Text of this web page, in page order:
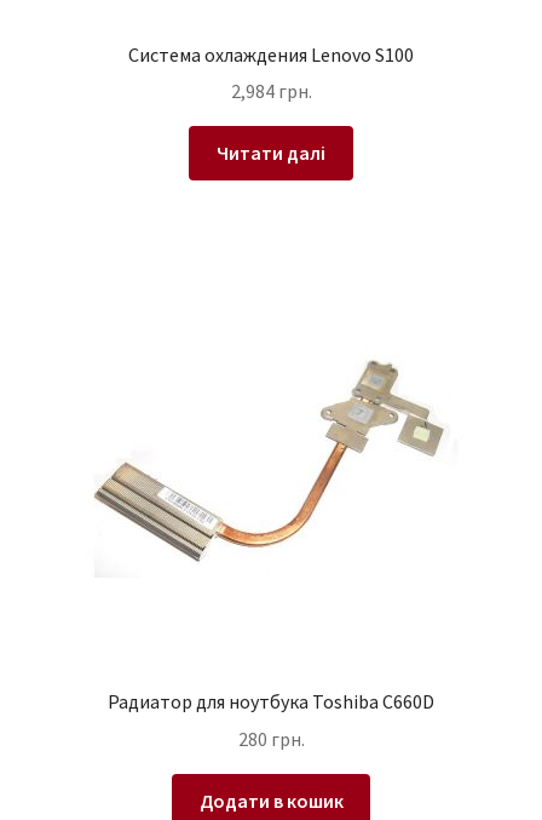
Система охлаждения Lenovo S100
2,984 грн.
Читати далі
Радиатор для ноутбука Toshiba C660D
280 грн.
Додати в кошик